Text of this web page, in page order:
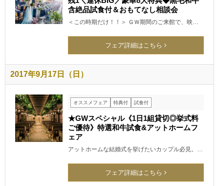
含絶品試食付＆おもてなし相談会
＜この時期だけ！！＞ ＧＷ期間のご来館で、映…
フェア詳細はこちら
2017年9月17日（日）
オススメフェア 特典付 試食付
★GWスペシャル《1日1組貸切◎挙式料
ご優待》特選和牛試食&アットホームフ
ェア
アットホームな結婚式を挙げたいカップル必見。…
フェア詳細はこちら